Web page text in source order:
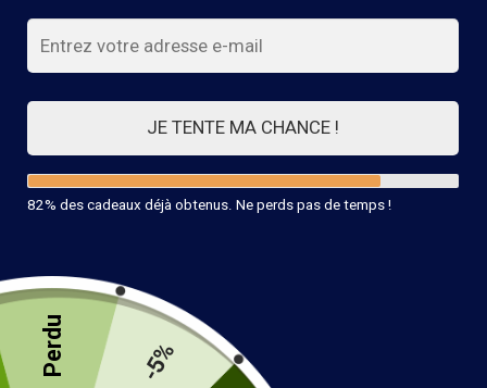
JE TENTE MA CHANCE !
82% des cadeaux déjà obtenus. Ne perds pas de temps !
Perdu -5%